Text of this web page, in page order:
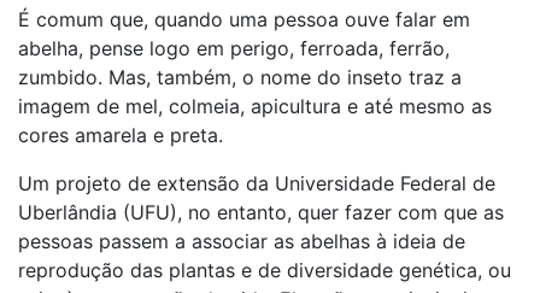
É comum que, quando uma pessoa ouve falar em
abelha, pense logo em perigo, ferroada, ferrão,
zumbido. Mas, também, o nome do inseto traz a
imagem de mel, colmeia, apicultura e até mesmo as
cores amarela e preta.
Um projeto de extensão da Universidade Federal de
Uberlândia (UFU), no entanto, quer fazer com que as
pessoas passem a associar as abelhas à ideia de
reprodução das plantas e de diversidade genética, ou